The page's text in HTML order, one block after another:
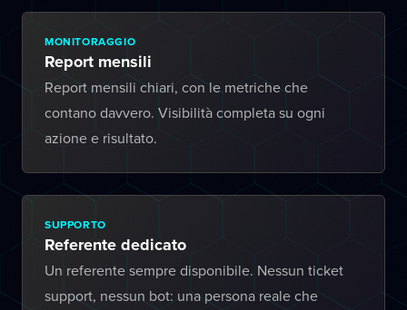
MONITORAGGIO
Report mensili
Report mensili chiari, con le metriche che
contano davvero. Visibilità completa su ogni
azione e risultato.
SUPPORTO
Referente dedicato
Un referente sempre disponibile. Nessun ticket
support, nessun bot: una persona reale che